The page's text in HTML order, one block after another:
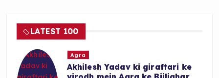
o
o
k
p
p
LATEST 100
Agra
Akhilesh Yadav ki giraftari ke